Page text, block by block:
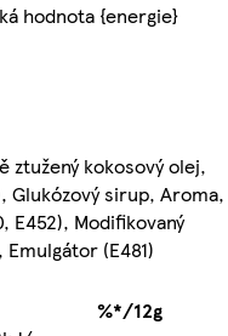
hodnota {energie}
ztužený kokosový olej,
Glukózový sirup, Aroma,
E452), Modifikovaný
(E481)
%*/12g